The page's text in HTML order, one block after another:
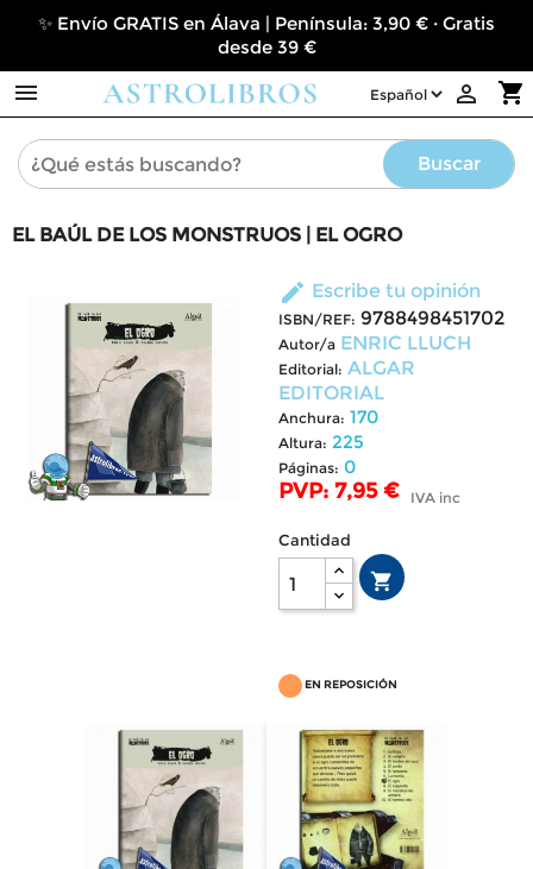
✨ Envío GRATIS en Álava | Península: 3,90 € · Gratis
desde 39 €
 shopping_cart

Buscar
EL BAÚL DE LOS MONSTRUOS | EL OGRO
edit Escribe tu opinión
ISBN/REF: 9788498451702
Autor/a ENRIC LLUCH
Editorial: ALGAR
EDITORIAL
Anchura: 170
Altura: 225
Páginas: 0
PVP: 7,95 € IVA inc
Cantidad

EN REPOSICIÓN